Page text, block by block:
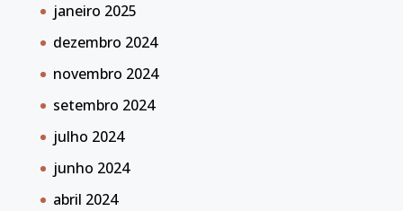
janeiro 2025
dezembro 2024
novembro 2024
setembro 2024
julho 2024
junho 2024
abril 2024